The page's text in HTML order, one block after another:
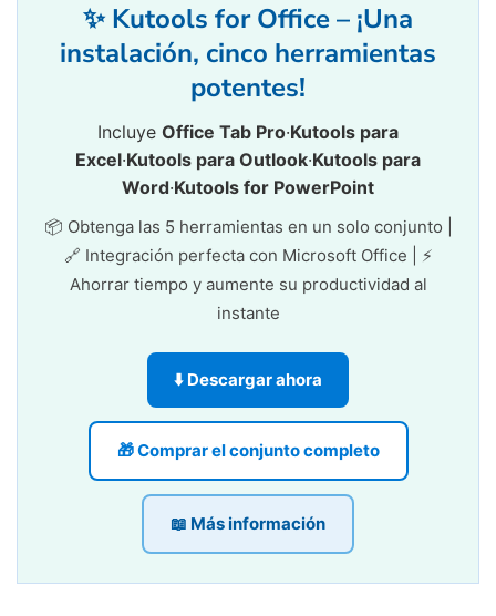
✨ Kutools for Office – ¡Una
instalación, cinco herramientas
potentes!
Incluye Office Tab Pro·Kutools para
Excel·Kutools para Outlook·Kutools para
Word·Kutools for PowerPoint
📦 Obtenga las 5 herramientas en un solo conjunto |
🔗 Integración perfecta con Microsoft Office | ⚡
Ahorrar tiempo y aumente su productividad al
instante
⬇️ Descargar ahora
🎁 Comprar el conjunto completo
📖 Más información